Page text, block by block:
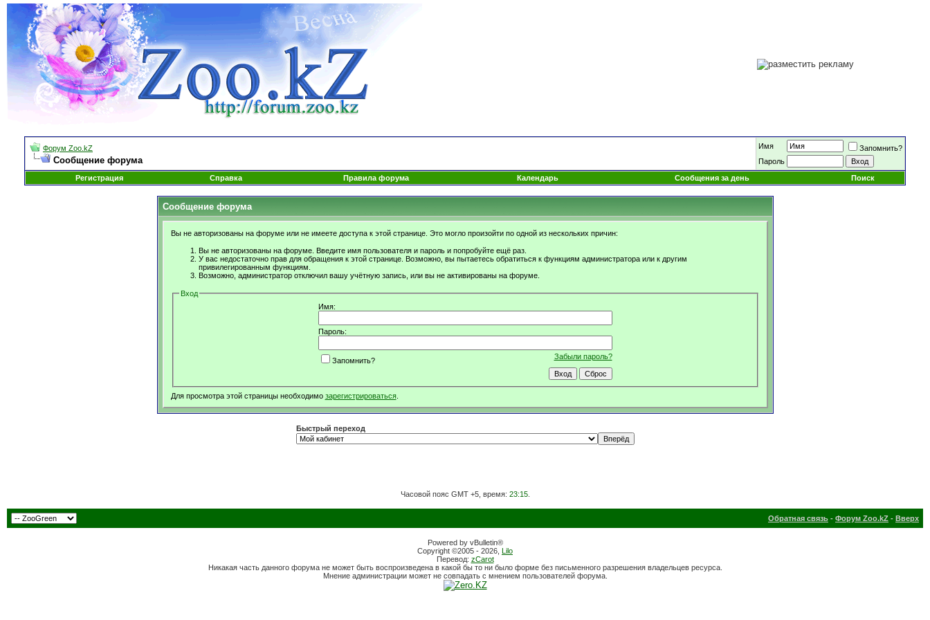
Форум Zoo.kZ
Сообщение форума
Имя
Запомнить?
Пароль
Регистрация
Справка Правила форума Календарь Сообщения за день Поиск
Сообщение форума
Вы не авторизованы на форуме или не имеете доступа к этой странице. Это могло произойти по одной из нескольких причин:
Вы не авторизованы на форуме. Введите имя пользователя и пароль и попробуйте ещё раз.
У вас недостаточно прав для обращения к этой странице. Возможно, вы пытаетесь обратиться к функциям администратора или к другим
привилегированным функциям.
Возможно, администратор отключил вашу учётную запись, или вы не активированы на форуме.
Вход
Имя:
Пароль:
Забыли пароль?
Запомнить?
Для просмотра этой страницы необходимо зарегистрироваться.
Быстрый переход
Часовой пояс GMT +5, время: 23:15.
Обратная связь - Форум Zoo.kZ - Вверх
Powered by vBulletin®
Copyright ©2005 - 2026, Lilo
Перевод: zCarot
Никакая часть данного форума не может быть воспроизведена в какой бы то ни было форме без письменного разрешения владельцев ресурса.
Мнение администрации может не совпадать с мнением пользователей форума.